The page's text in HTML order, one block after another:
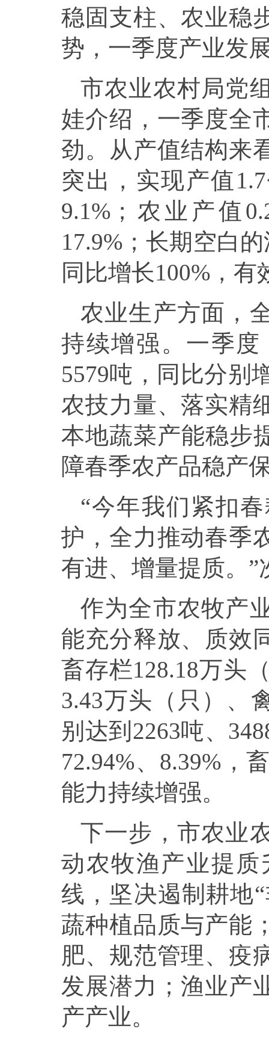
稳固支柱、农业稳
势，一季度产业发
市农业农村局党
娃介绍，一季度全
劲。从产值结构来
突出，实现产值
9.1%；农业产值
17.9%；长期空白
同比增长100%，
农业生产方面，
持续增强。一季度
5579吨，同比分别
农技力量、落实精
本地蔬菜产能稳步
障春季农产品稳产
“今年我们紧扣
护，全力推动春季
有进、增量提质。”
作为全市农牧产
能充分释放、质效
畜存栏128.18万头
3.43万头（只）、
别达到2263吨、
72.94%、8.39%，
能力持续增强。
下一步，市农业
动农牧渔产业提
线，坚决遏制耕地
蔬种植品质与产能
肥、规范管理、疫
发展潜力；渔业产
产产业。